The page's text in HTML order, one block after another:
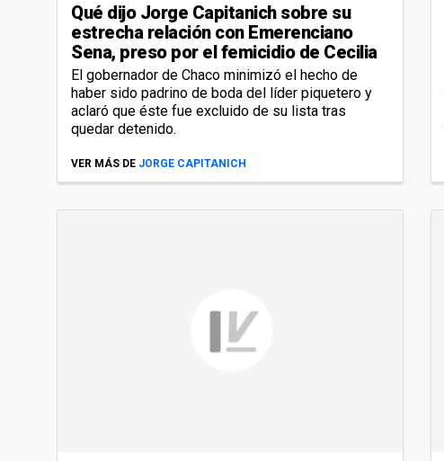
Qué dijo Jorge Capitanich sobre su
estrecha relación con Emerenciano
Sena, preso por el femicidio de Cecilia
El gobernador de Chaco minimizó el hecho de
haber sido padrino de boda del líder piquetero y
aclaró que éste fue excluido de su lista tras
quedar detenido.
VER MÁS DE JORGE CAPITANICH